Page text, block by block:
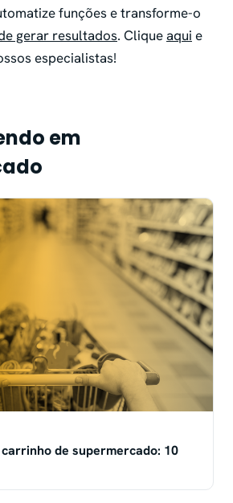
funções e transforme-o
gerar resultados. Cliqueaqui e
especialistas!
em
de supermercado: 10